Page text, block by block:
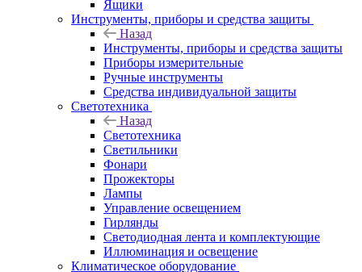
Ящики
Инструменты, приборы и средства защиты
Назад
Инструменты, приборы и средства защиты
Приборы измерительные
Ручные инструменты
Средства индивидуальной защиты
Светотехника
Назад
Светотехника
Светильники
Фонари
Прожекторы
Лампы
Управление освещением
Гирлянды
Светодиодная лента и комплектующие
Иллюминация и освещение
Климатическое оборудование